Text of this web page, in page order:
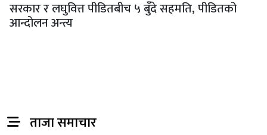
सरकार र लघुवित्त पीडितबीच ५ बुँदे सहमति, पीडितको
आन्दोलन अन्त्य
ताजा समाचार